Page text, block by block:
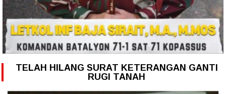
TELAH HILANG SURAT KETERANGAN GANTI
RUGI TANAH